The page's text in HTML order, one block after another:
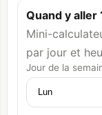
Quand y aller
Mini-
par jour et
Jour de la